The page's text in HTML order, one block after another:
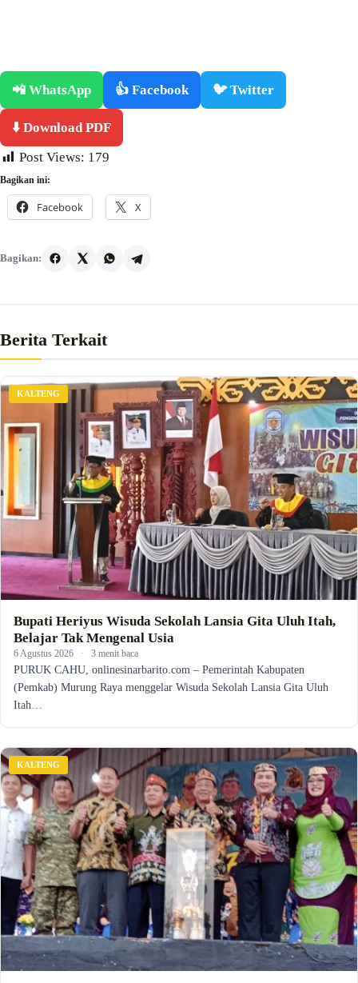
📲 WhatsApp 👍 Facebook 🐦 Twitter
⬇️ Download PDF
Post Views: 179
Bagikan ini:
Facebook X
Bagikan:
Berita Terkait
KALTENG
Bupati Heriyus Wisuda Sekolah Lansia Gita Uluh Itah,
Belajar Tak Mengenal Usia
6 Agustus 2026 · 3 menit baca
PURUK CAHU, onlinesinarbarito.com – Pemerintah Kabupaten
(Pemkab) Murung Raya menggelar Wisuda Sekolah Lansia Gita Uluh
Itah…
KALTENG